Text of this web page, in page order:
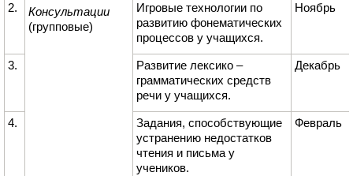
Консультации
(групповые)
2.
Игровые технологии по
развитию фонематических
процессов у учащихся.
Ноябрь
3.
Развитие лексико –
грамматических средств
речи у учащихся.
Декабрь
4.
Задания, способствующие
устранению недостатков
чтения и письма у
учеников.
Февраль